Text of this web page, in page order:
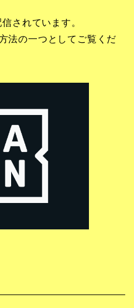
されています。
法の一つとしてご覧くだ